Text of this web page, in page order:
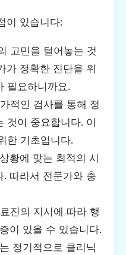
이 있습니다:
고민을 털어놓는 것
가 정확한 진단을 위
필요하니까요.
적인 검사를 통해 정
것이 중요합니다. 이
한 기초입니다.
황에 맞는 최적의 시
따라서 전문가와 충
진의 지시에 따라 행
이 있을 수 있습니다.
정기적으로 클리닉